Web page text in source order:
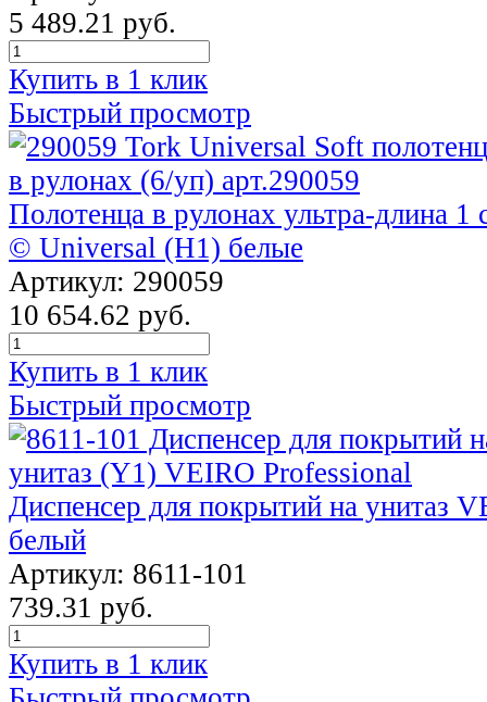
5 489.21 руб.
Купить в 1 клик
Быстрый просмотр
Полотенца в рулонах ультра-длина
© Universal (Н1) белые
Артикул: 290059
10 654.62 руб.
Купить в 1 клик
Быстрый просмотр
Диспенсер для покрытий на унитаз
белый
Артикул: 8611-101
739.31 руб.
Купить в 1 клик